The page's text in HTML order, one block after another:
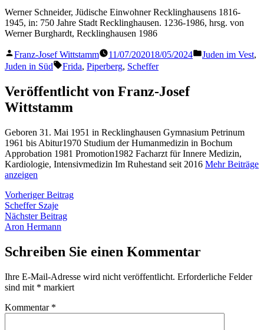
Werner Schneider, Jüdische Einwohner Recklinghausens 1816-
1945, in: 750 Jahre Stadt Recklinghausen. 1236-1986, hrsg. von
Werner Burghardt, Recklinghausen 1986
Veröffentlicht
von
Franz-Josef Wittstamm 11/07/202018/05/2024
Veröffentlicht
Juden im Vest,
Juden in Süd
Schlagwörter:
Frida, Piperberg, Scheffer
Veröffentlicht von Franz-Josef
Wittstamm
Geboren 31. Mai 1951 in Recklinghausen Gymnasium Petrinum
1961 bis Abitur1970 Studium der Humanmedizin in Bochum
Approbation 1981 Promotion1982 Facharzt für Innere Medizin,
Kardiologie, Intensivmedizin Im Ruhestand seit 2016 Mehr Beiträge
anzeigen
Beitragsnavigation
Vorheriger BeitragVorheriger
Scheffer Szaje
Nächster BeitragNächster
Aron Hermann
Schreiben Sie einen Kommentar
Ihre E-Mail-Adresse wird nicht veröffentlicht. Erforderliche Felder
sind mit * markiert
Kommentar *